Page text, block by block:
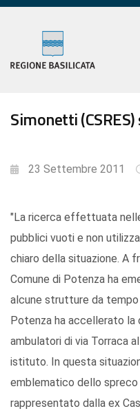
Simonetti
23 Settembre 2011
"La ricerca effettuata
pubblici vuoti e non
chiaro della situazione. A
Comune di Potenza ha
alcune strutture da
Potenza ha accellerato
ambulatori di via Torraca
istituto. In questa
emblematico dello
rappresentato dalla ex